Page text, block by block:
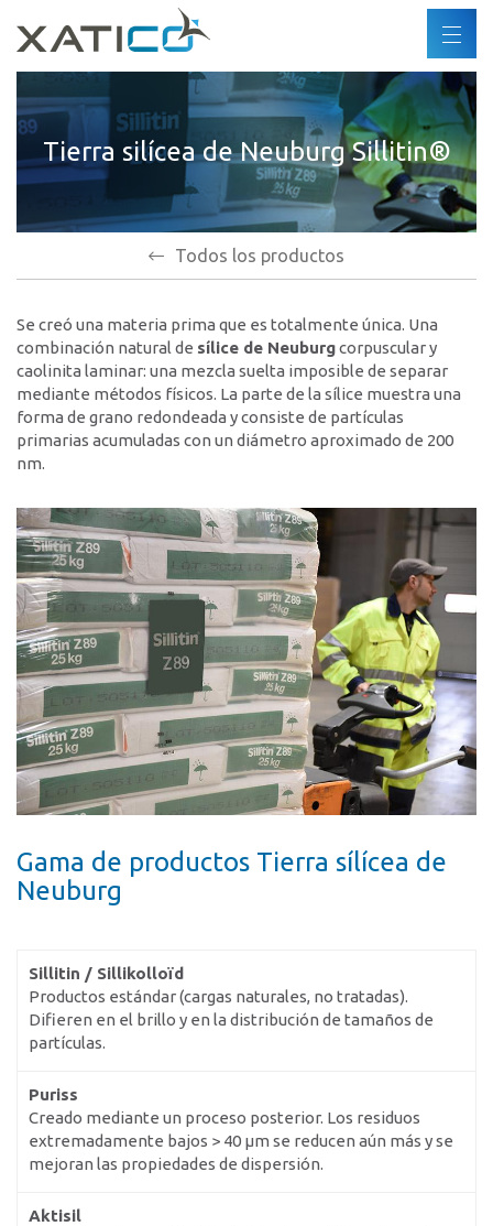
Xatico
Quiénes somos
Política corporativa
Política medioambiental
Derechos humanos
Código de conducta
Industrias
Productos
Socios
Contacto
Localidades
Formulario de contacto
Personas de contacto
Buscar
ES
FR
EN
Tierra silícea de Neuburg Sillitin®
Todos los productos
Se creó una materia prima que es totalmente única. Una
combinación natural de sílice de Neuburgcorpuscular y
caolinita laminar: una mezcla suelta imposible de separar
mediante métodos físicos. La parte de la sílice muestra una
forma de grano redondeada y consiste de partículas
primarias acumuladas con un diámetro aproximado de 200
nm.
Gama de productos Tierra sílícea de
Neuburg
Sillitin / Sillikolloïd
Productos estándar (cargas naturales, no tratadas).
Difieren en el brillo y en la distribución de tamaños de
partículas.
Puriss
Creado mediante un proceso posterior. Los residuos
extremadamente bajos > 40 μm se reducen aún más y se
mejoran las propiedades de dispersión.
Aktisil